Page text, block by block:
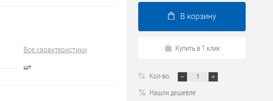
Все характеристики
шт
В корзину
Купить в 1 клик
Кол-во:
Нашли дешевле